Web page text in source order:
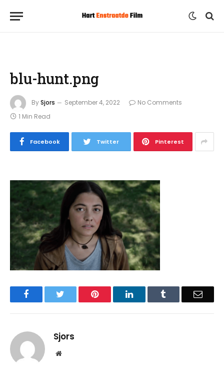
blu-hunt.png
BySjors September 4, 2022
No Comments
1 Min Read
Facebook Twitter Pinterest
Facebook Pinterest LinkedIn Email
Sjors
Website